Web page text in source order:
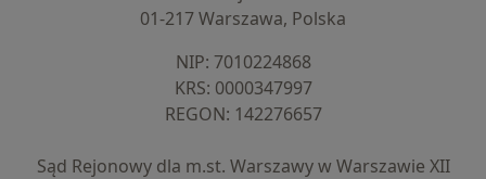
01-217 Warszawa, Polska
NIP: ⁠7010224868
KRS: ⁠0000347997
REGON: ⁠142276657
Sąd Rejonowy dla m.st. Warszawy w Warszawie XII